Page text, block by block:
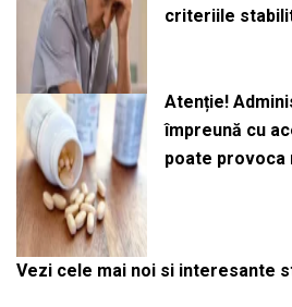
criteriile
Atenție!
împreună cu
poate provoca
Vezi cele mai noi si interesante